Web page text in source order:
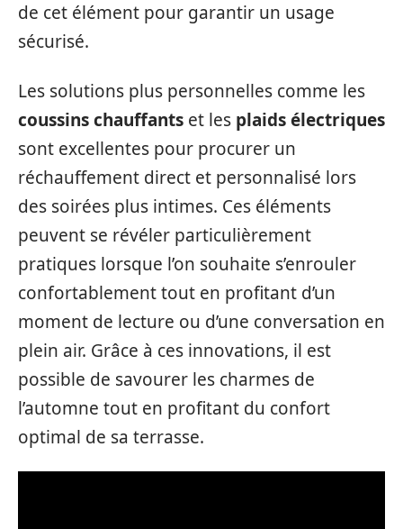
de cet élément pour garantir un usage
sécurisé.
Les solutions plus personnelles comme les
coussins chauffants et les plaids électriques
sont excellentes pour procurer un
réchauffement direct et personnalisé lors
des soirées plus intimes. Ces éléments
peuvent se révéler particulièrement
pratiques lorsque l’on souhaite s’enrouler
confortablement tout en profitant d’un
moment de lecture ou d’une conversation en
plein air. Grâce à ces innovations, il est
possible de savourer les charmes de
l’automne tout en profitant du confort
optimal de sa terrasse.